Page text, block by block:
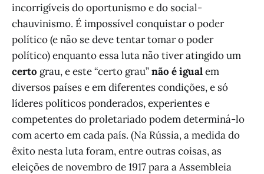
incorrigíveis do oportunismo e do social-
chauvinismo. É impossível conquistar o poder
político (e não se deve tentar tomar o poder
político) enquanto essa luta não tiver atingido um
certo grau, e este “certo grau”não é igualem
diversos países e em diferentes condições, e só
líderes políticos ponderados, experientes e
competentes do proletariado podem determiná-lo
com acerto em cada país. (Na Rússia, a medida do
êxito nesta luta foram, entre outras coisas, as
eleições de novembro de 1917 para a Assembleia